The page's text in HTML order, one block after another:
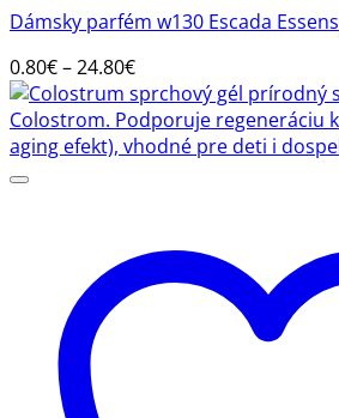
má
viacero
variantov.
Možnosti
si
môžete
vybrať
Dámsky parfém w130 Escada Essens
0.80€–24.80€Price
range:
0.80€
through